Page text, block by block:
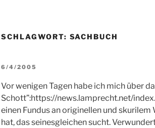
SCHLAGWORT: SACHBUCH
VERÖFFENTLICHT
6/4/2005
Vor wenigen Tagen habe ich mich über
Schott”:https://news.lamprecht.net/
einen Fundus an originellen und
hat, das seinesgleichen sucht.